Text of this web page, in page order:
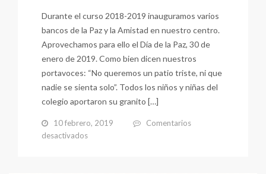
Durante el curso 2018-2019 inauguramos varios
bancos de la Paz y la Amistad en nuestro centro.
Aprovechamos para ello el Día de la Paz, 30 de
enero de 2019. Como bien dicen nuestros
portavoces: “No queremos un patio triste, ni que
nadie se sienta solo”. Todos los niños y niñas del
colegio aportaron su granito […]
10 febrero, 2019
Comentarios
desactivados